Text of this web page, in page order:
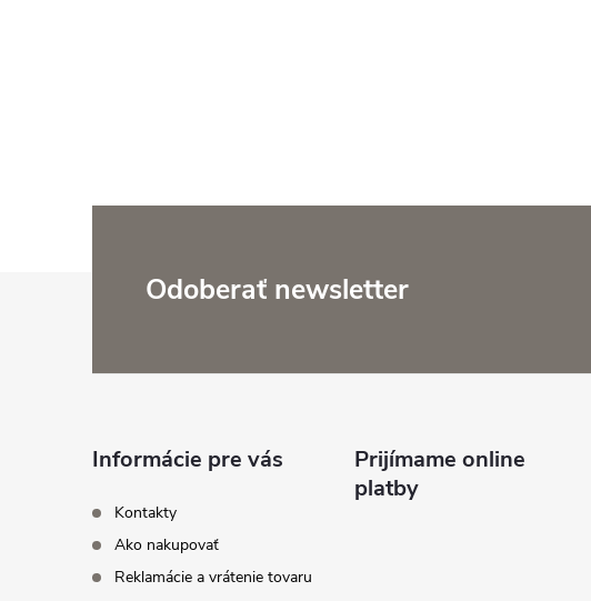
Odoberať newsletter
Informácie pre vás
Kontakty
Ako nakupovať
Reklamácie a vrátenie tovaru
Prijímame online
platby